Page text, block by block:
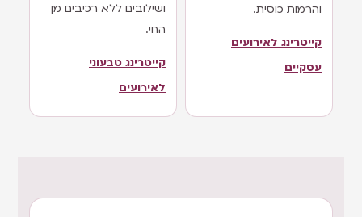
והרמות כוסית.
קייטרינג לאירועים
עסקיים
ושילובים ללא רכיבים מן
החי.
קייטרינג טבעוני
לאירועים